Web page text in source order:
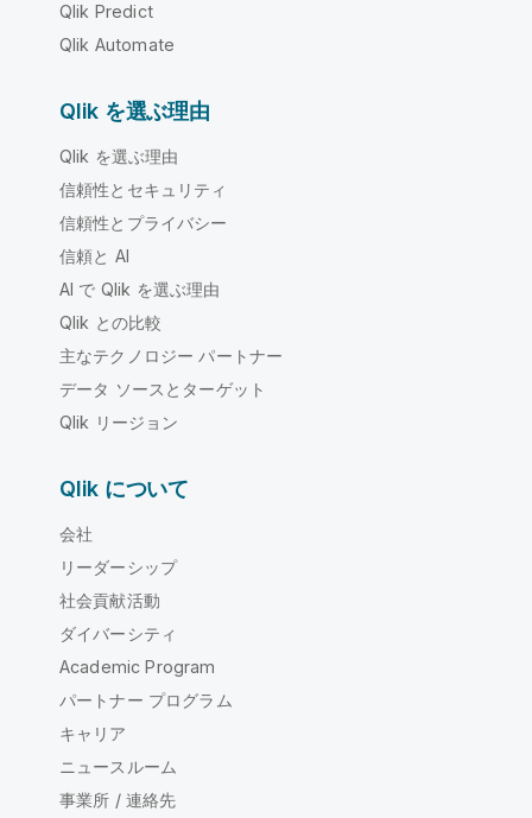
Qlik Predict
Qlik Automate
Qlik を選ぶ理由
Qlik を選ぶ理由
信頼性とセキュリティ
信頼性とプライバシー
信頼と AI
AI で Qlik を選ぶ理由
Qlik との比較
主なテクノロジー パートナー
データ ソースとターゲット
Qlik リージョン
Qlik について
会社
リーダーシップ
社会貢献活動
ダイバーシティ
Academic Program
パートナー プログラム
キャリア
ニュースルーム
事業所 / 連絡先